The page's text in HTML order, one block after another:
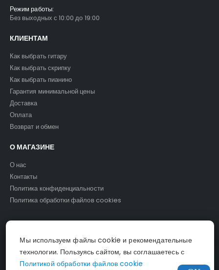
Режим работы:
Без выходных с 10:00 до 19:00
КЛИЕНТАМ
Как выбрать гитару
Как выбрать скрипку
Как выбрать пианино
Гарантия минимальной цены
Доставка
Оплата
Возврат и обмен
О МАГАЗИНЕ
О нас
Контакты
Политика конфиденциальности
Политика обработки файлов cookies
© Светомузыка. 2025.
Мы используем файлы cookie и рекомендательные
технологии. Пользуясь сайтом, вы соглашаетесь с
Политикой обработки файлов cookie